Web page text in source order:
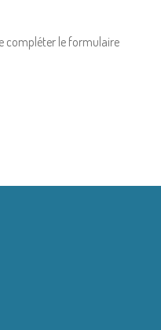
compléter le formulaire